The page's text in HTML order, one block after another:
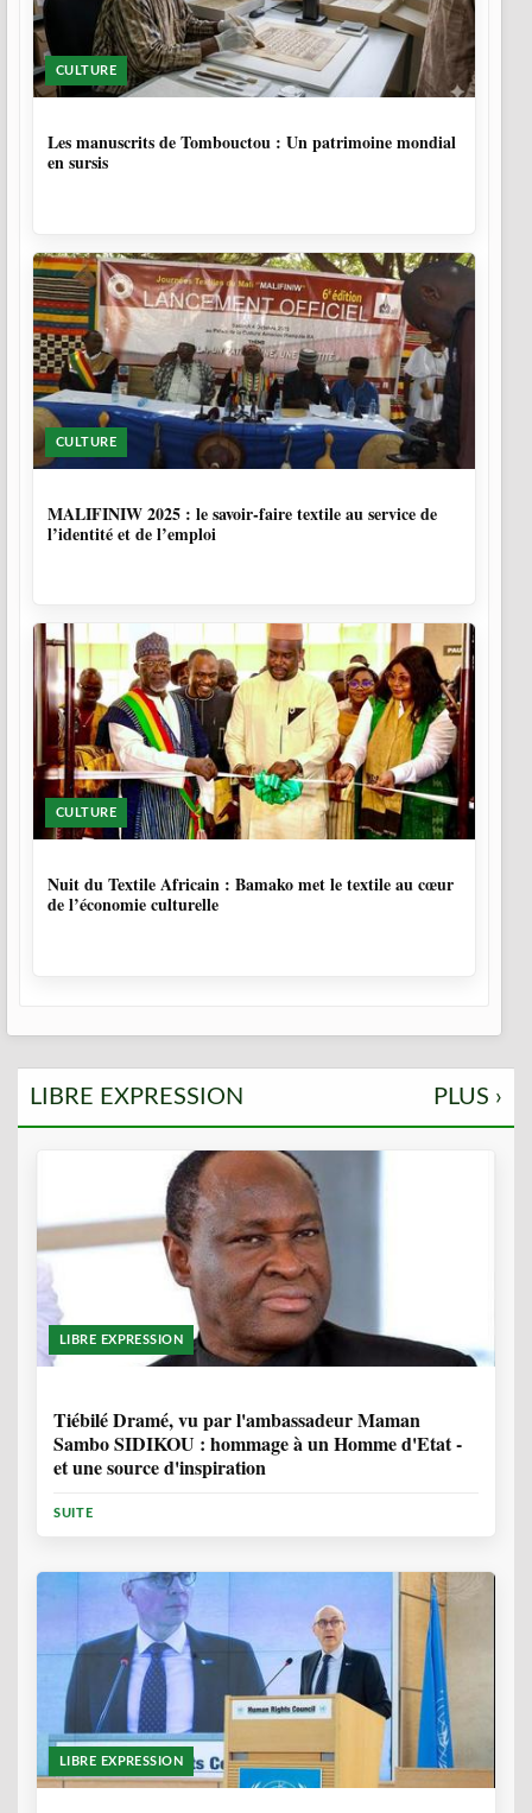
CULTURE
Les manuscrits de Tombouctou : Un patrimoine mondial
en sursis
CULTURE
MALIFINIW 2025 : le savoir-faire textile au service de
l’identité et de l’emploi
CULTURE
Nuit du Textile Africain : Bamako met le textile au cœur
de l’économie culturelle
LIBRE EXPRESSION PLUS ›
LIBRE EXPRESSION
Tiébilé Dramé, vu par l'ambassadeur Maman
Sambo SIDIKOU : hommage à un Homme d'Etat -
et une source d'inspiration
SUITE
LIBRE EXPRESSION